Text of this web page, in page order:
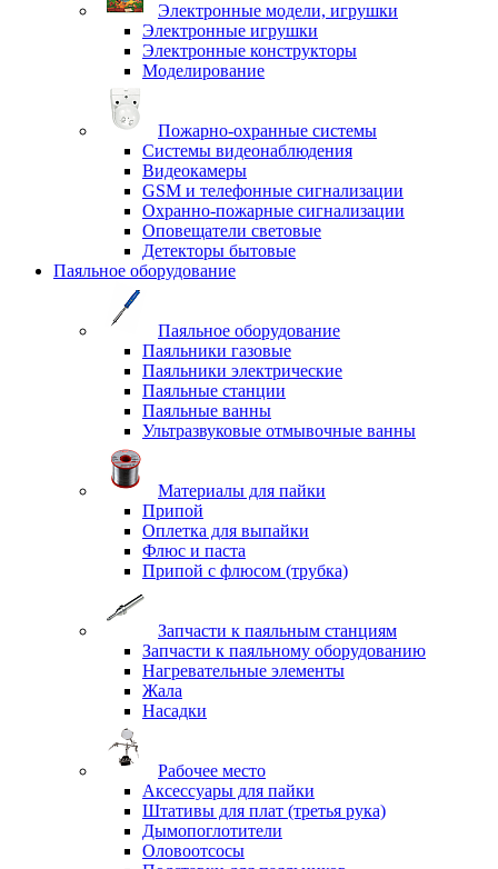
Электронные модели, игрушки
Электронные игрушки
Электронные конструкторы
Моделирование
Пожарно-охранные системы
Системы видеонаблюдения
Видеокамеры
GSM и телефонные сигнализации
Охранно-пожарные сигнализации
Оповещатели световые
Детекторы бытовые
Паяльное оборудование
Паяльное оборудование
Паяльники газовые
Паяльники электрические
Паяльные станции
Паяльные ванны
Ультразвуковые отмывочные ванны
Материалы для пайки
Припой
Оплетка для выпайки
Флюс и паста
Припой с флюсом (трубка)
Запчасти к паяльным станциям
Запчасти к паяльному оборудованию
Нагревательные элементы
Жала
Насадки
Рабочее место
Аксессуары для пайки
Штативы для плат (третья рука)
Дымопоглотители
Оловоотсосы